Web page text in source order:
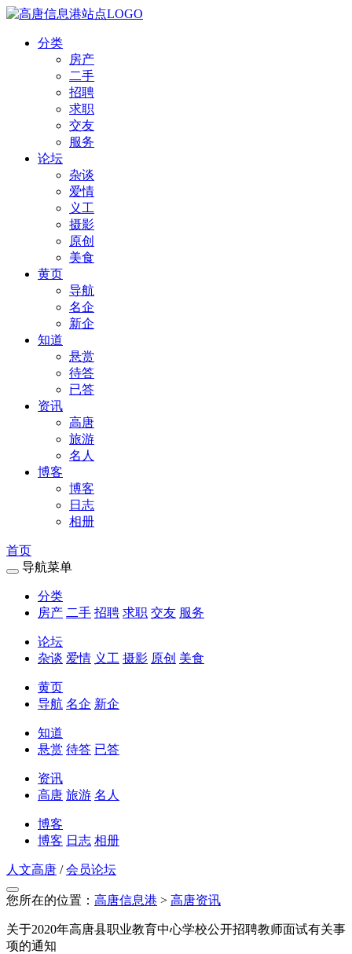
分类
房产
二手
招聘
求职
交友
服务
论坛
杂谈
爱情
义工
摄影
原创
美食
黄页
导航
名企
新企
知道
悬赏
待答
已答
资讯
高唐
旅游
名人
博客
博客
日志
相册
首页
导航菜单
分类
房产 二手 招聘 求职 交友 服务
论坛
杂谈 爱情 义工 摄影 原创 美食
黄页
导航 名企 新企
知道
悬赏 待答 已答
资讯
高唐 旅游 名人
博客
博客 日志 相册
人文高唐 / 会员论坛
您所在的位置： 高唐信息港 > 高唐资讯
关于2020年高唐县职业教育中心学校公开招聘教师面试有关事
项的通知